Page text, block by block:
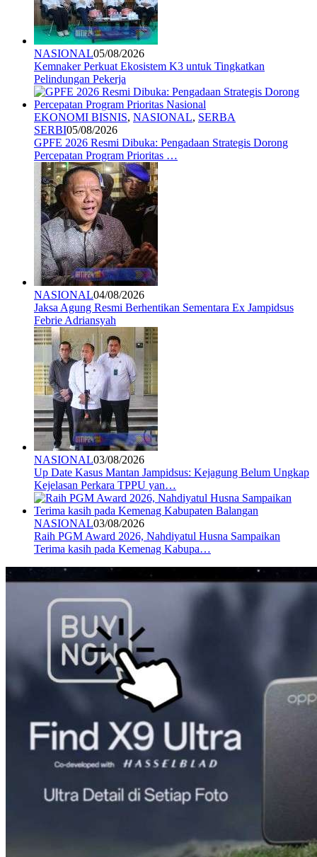
NASIONAL05/08/2026
Kemnaker Perkuat Ekosistem K3 untuk Tingkatkan
Pelindungan Pekerja
EKONOMI BISNIS, NASIONAL, SERBA
SERBI05/08/2026
GPFE 2026 Resmi Dibuka: Pengadaan Strategis Dorong
Percepatan Program Prioritas …
NASIONAL04/08/2026
Jaksa Agung Resmi Berhentikan Sementara Ex Jampidsus
Febrie Adriansyah
NASIONAL03/08/2026
Up Date Kasus Mantan Jampidsus: Kejagung Belum Ungkap
Kejelasan Perkara TPPU yan…
NASIONAL03/08/2026
Raih PGM Award 2026, Nahdiyatul Husna Sampaikan
Terima kasih pada Kemenag Kabupa…